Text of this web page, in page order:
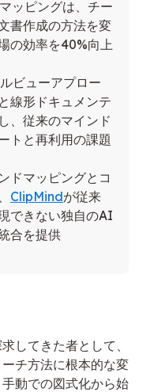
ッピングは、チー
書作成の方法を変
の効率を40%向上
ビューアプロー
線形ドキュメンテ
、従来のマインド
トと再利用の課題
ドマッピングとコ
ClipMindが従来
できない独自のAI
合を提供
してきた者として、
チ方法に根本的な変
動での図式化から始